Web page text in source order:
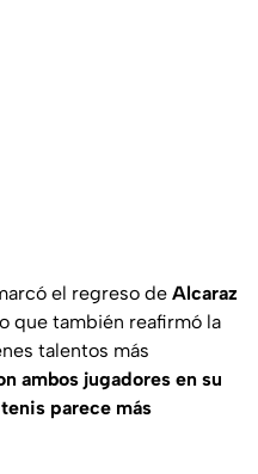
el regreso de Alcaraz
que también reafirmó la
talentos más
ambos jugadores en su
parece más